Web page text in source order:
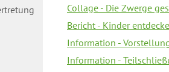
Collage - Die Zwerge
Bericht - Kinder
Information -
Information -